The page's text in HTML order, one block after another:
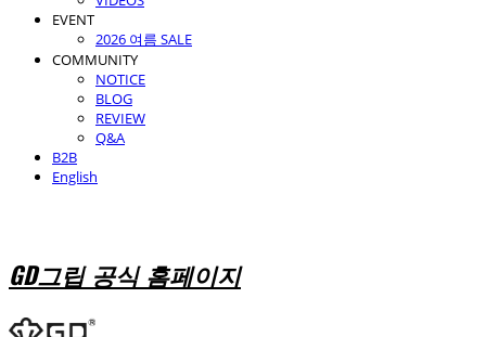
EVENT
2026 여름 SALE
COMMUNITY
NOTICE
BLOG
REVIEW
Q&A
B2B
English
GD그립 공식 홈페이지